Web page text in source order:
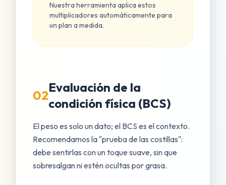
Nuestra herramienta aplica estos
multiplicadores automáticamente para
un plan a medida.
02
Evaluación de la
condición física (BCS)
El peso es solo un dato; el BCS es el contexto.
Recomendamos la "prueba de las costillas":
debe sentirlas con un toque suave, sin que
sobresalgan ni estén ocultas por grasa.